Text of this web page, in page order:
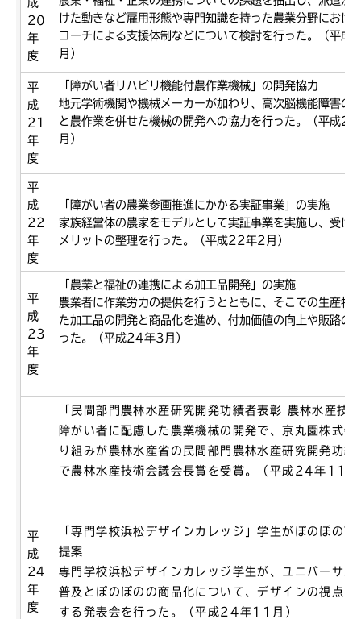
成
20
年
度
けた動きなど雇用形態や専門知識を持った農業分野におけ
コーチによる支援体制などについて検討を行った。（平
月）
平
成
21
年
度
「障がい者リハビリ機能付農作業機械」の開発協力
地元学術機関や機械メーカーが加わり、高次脳機能障害の
と農作業を併せた機械の開発への協力を行った。（平成
月）
平
成
22
年
度
「障がい者の農業参画推進にかかる実証事業」の実施
家族経営体の農家をモデルとして実証事業を実施し、受け
メリットの整理を行った。（平成22年2月）
平
成
23
年
度
「農業と福祉の連携による加工品開発」の実施
農業者に作業労力の提供を行うとともに、そこでの生産物
た加工品の開発と商品化を進め、付加価値の向上や販路の
った。（平成24年3月）
平
成
24
年
度
「民間部門農林水産研究開発功績者表彰 農林水産技
障がい者に配慮した農業機械の開発で、京丸園株式会
り組みが農林水産省の民間部門農林水産研究開発功績
で農林水産技術会議会長賞を受賞。（平成24年11月
「専門学校浜松デザインカレッジ」学生がぽのぽの商
提案
専門学校浜松デザインカレッジ学生が、ユニバーサル
普及とぽのぽのの商品化について、デザインの視点か
する発表会を行った。（平成24年11月）